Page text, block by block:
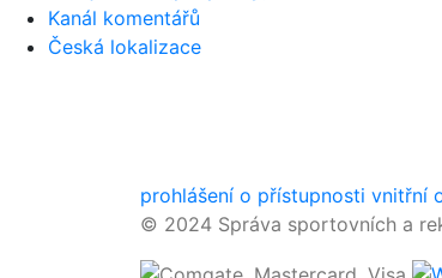
Kanál komentářů
Česká lokalizace
prohlášení o přístupnosti vnitřní
© 2024 Správa sportovních a